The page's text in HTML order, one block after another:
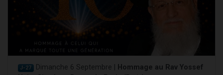
J-27 Dimanche 6 Septembre |
Hommage au Rav Yossef